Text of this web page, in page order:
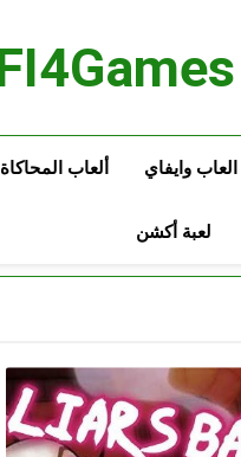
ألعاب المحاكاة
لعبة أكشن